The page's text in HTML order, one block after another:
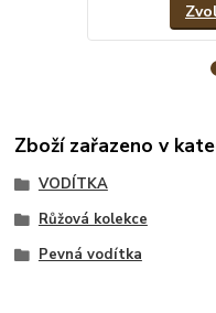
Zboží zařazeno v
VODÍTKA
Růžová kolekce
Pevná vodítka